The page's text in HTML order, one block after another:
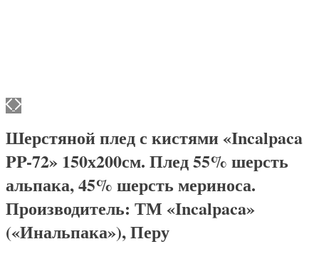
Шерстяной плед с кистями «Incalpaca
PP-72» 150х200см. Плед 55% шерсть
альпака, 45% шерсть мериноса.
Производитель: ТМ «Incalpaca»
(«Инальпака»), Перу